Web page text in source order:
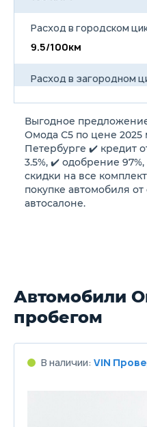
Расход в городском
9.5/100км
Расход в загородном
Расход в смешанном
7.1/100км
Объем топливного бака
52 л
1830 мм
Выгодное
Омода С5 по цене 2025
Петербурге ✔️ кредит
3.5%, ✔️ одобрение
скидки на все
покупке автомобиля
автосалоне.
Автомобили
пробегом
В наличии: VIN